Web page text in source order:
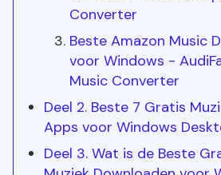
Converter
Beste Amazon Music
voor Windows -
Music Converter
Deel 2. Beste 7 Gratis
Apps voor Windows
Deel 3. Wat is de Beste